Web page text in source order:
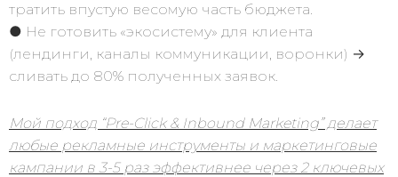
тратить впустую весомую часть бюджета.
● Не готовить «экосистему» для клиента
(лендинги, каналы коммуникации, воронки) →
сливать до 80% полученных заявок.
Мой подход “Pre-Click & Inbound Marketing” делает
любые рекламные инструменты и маркетинговые
кампании в 3-5 раз эффективнее через 2 ключевых